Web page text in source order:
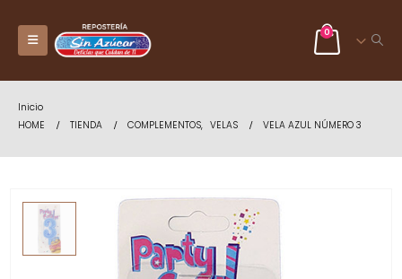
0
Inicio
HOME
TIENDA COMPLEMENTOS, VELAS VELA AZUL NÚMERO 3